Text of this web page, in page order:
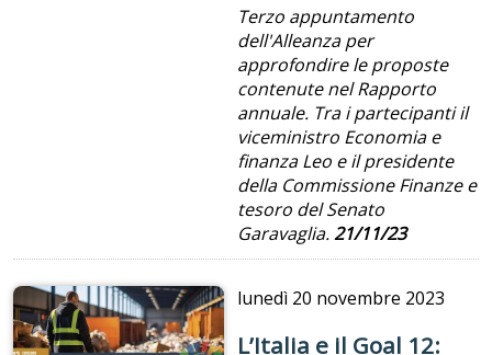
Terzo appuntamento
dell'Alleanza per
approfondire le proposte
contenute nel Rapporto
annuale. Tra i partecipanti il
viceministro Economia e
finanza Leo e il presidente
della Commissione Finanze e
tesoro del Senato
Garavaglia.21/11/23
lunedì 20 novembre 2023
L’Italia e il Goal 12: